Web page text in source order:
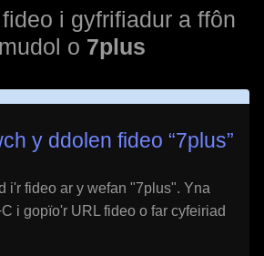
i gyfrifiadur a ffôn
o 7plus
y ddolen fideo “7plus”
i'r fideo ar y wefan "7plus". Yna
i gopïo'r URL fideo o far cyfeiriad